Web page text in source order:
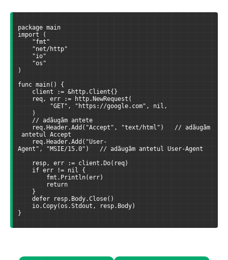
package main
import (
"fmt"
"net/http"
"io"
"os"
)
func main() {
client := &http.Client{}
req, err := http.NewRequest(
"GET", "https://google.com", nil,
)
// adăugăm antete
req.Header.Add("Accept", "text/html")   // adăugăm
antetul Accept
req.Header.Add("User-
Agent", "MSIE/15.0")   // adăugăm antetul User-Agent
resp, err := client.Do(req)
if err != nil {
fmt.Println(err)
return
}
defer resp.Body.Close()
io.Copy(os.Stdout, resp.Body)
}